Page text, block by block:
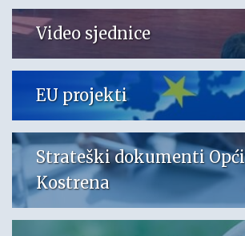
Video sjednice
EU projekti
Strateški dokumenti
Kostrena